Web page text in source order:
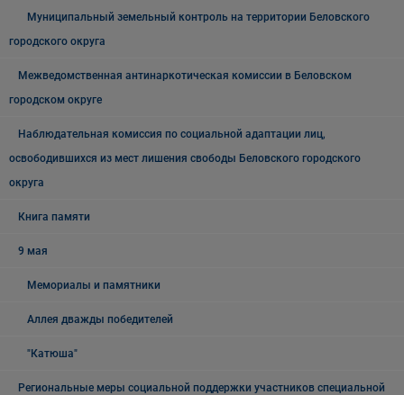
Муниципальный земельный контроль на территории Беловского
городского округа
Межведомственная антинаркотическая комиссии в Беловском
городском округе
Наблюдательная комиссия по социальной адаптации лиц,
освободившихся из мест лишения свободы Беловского городского
округа
Книга памяти
9 мая
Мемориалы и памятники
Аллея дважды победителей
"Катюша"
Региональные меры социальной поддержки участников специальной